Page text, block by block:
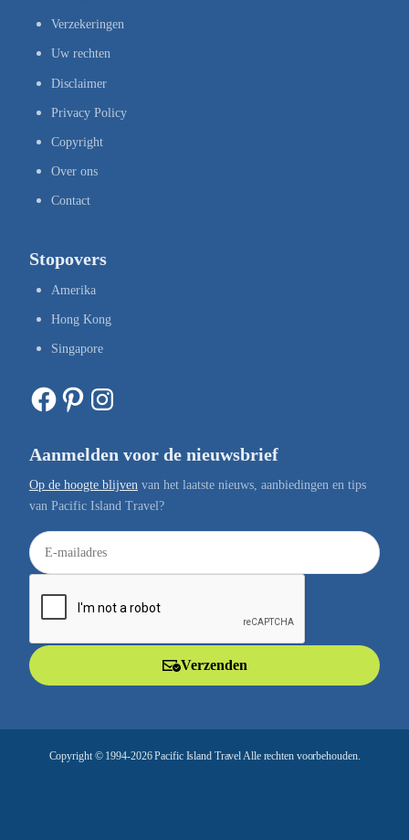
Verzekeringen
Uw rechten
Disclaimer
Privacy Policy
Copyright
Over ons
Contact
Stopovers
Amerika
Hong Kong
Singapore
Facebook Pinterest Instagram
Aanmelden voor de nieuwsbrief
Op de hoogte blijven van het laatste nieuws, aanbiedingen en tips
van Pacific Island Travel?
E
-
a
Verzenden
Copyright © 1994-2026 Pacific Island Travel Alle rechten voorbehouden.